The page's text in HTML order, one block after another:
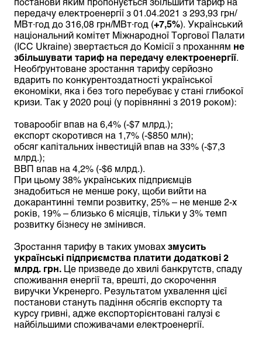
передачу електроенергії з 01.04.2021 з 293,93 грн/
МВт∙год до 316,08 грн/МВт∙год (+7,5%). Український
національний комітет Міжнародної Торгової Палати
(ІСС Ukraine) звертається до Комісії з проханням не
збільшувати тариф на передачу електроенергії.
Необґрунтоване зростання тарифу серйозно
вдарить по конкурентоздатності української
економіки, яка і без того перебуває у стані глибокої
кризи. Так у 2020 році (у порівнянні з 2019 роком):
товарообіг впав на 6,4% (-$7 млрд.);
експорт скоротився на 1,7% (-$850 млн);
обсяг капітальних інвестицій впав на 33% (-$7,3
млрд.);
ВВП впав на 4,2% (-$6 млрд.).
При цьому 38% українських підприємців
знадобиться не менше року, щоби вийти на
докарантинні темпи розвитку, 25% – не менше 2-х
років, 19% – близько 6 місяців, тільки у 3% темп
розвитку бізнесу не змінився.
Зростання тарифу в таких умовах змусить
українські підприємства платити додаткові 2
млрд. грн. Це призведе до хвилі банкрутств, спаду
споживання енергії та, врешті, до скорочення
виручки Укренерго. Результатом ухвалення цієї
постанови стануть падіння обсягів експорту та
курсу гривні, адже експорторієнтовані галузі є
найбільшими споживачами електроенергії.